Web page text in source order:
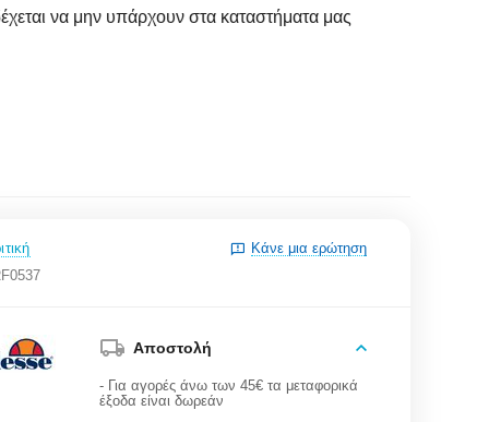
μην υπάρχουν στα καταστήματα μας
Κάνε μια ερώτηση
Αποστολή
- Για αγορές άνω των 45€ τα μεταφορικά
έξοδα είναι δωρεάν